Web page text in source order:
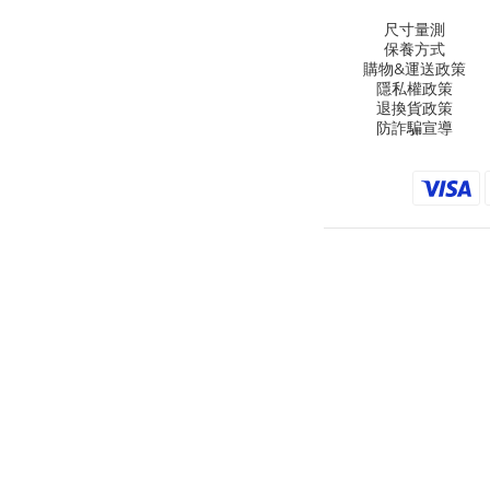
尺寸量測
保養方式
購物&運送政策
隱私權政策
退換貨政策
防詐騙宣導